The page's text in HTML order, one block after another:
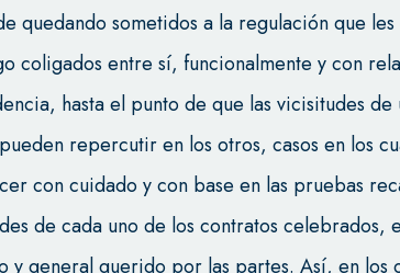
quedando sometidos a la regulación que
coligados entre sí, funcionalmente y con
hasta el punto de que las vicisitudes
repercutir en los otros, casos en los
con cuidado y con base en las pruebas
de cada uno de los contratos celebrados,
y general querido por las partes. Así, en los